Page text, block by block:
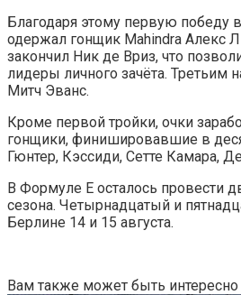
Благодаря этому первую победу
одержал гонщик Mahindra Алекс
закончил Ник де Вриз, что
лидеры личного зачёта. Третьим
Митч Эванс.
Кроме первой тройки, очки
гонщики, финишировавшие в
Гюнтер, Кэссиди, Сетте Камара,
В Формуле Е осталось провести
сезона. Четырнадцатый и
Берлине 14 и 15 августа.
Вам также может быть интересно